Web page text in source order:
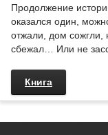
Продолжение
оказался один,
отжали, дом сожгли,
сбежал… Или не
Книга